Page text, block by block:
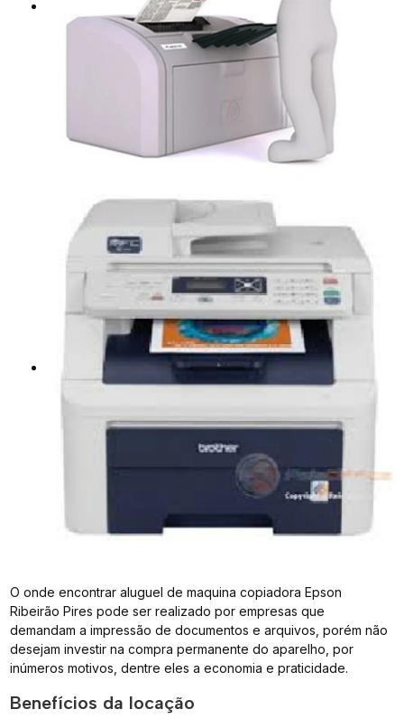
O onde encontrar aluguel de maquina copiadora Epson
Ribeirão Pires pode ser realizado por empresas que
demandam a impressão de documentos e arquivos, porém não
desejam investir na compra permanente do aparelho, por
inúmeros motivos, dentre eles a economia e praticidade.
Benefícios da locação